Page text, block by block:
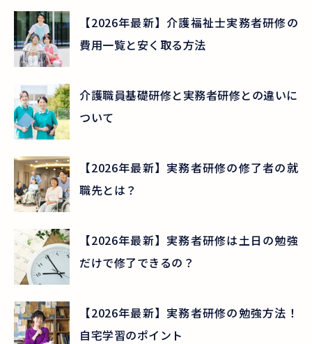
【2026年最新】介護福祉士実務者研修の
費用一覧と安く取る方法
介護職員基礎研修と実務者研修との違いに
ついて
【2026年最新】実務者研修の修了者の就
職先とは？
【2026年最新】実務者研修は土日の勉強
だけで修了できるの？
【2026年最新】実務者研修の勉強方法！
自宅学習のポイント